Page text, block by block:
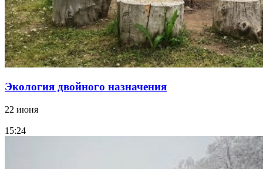
Экология двойного назначения
22 июня
15:24